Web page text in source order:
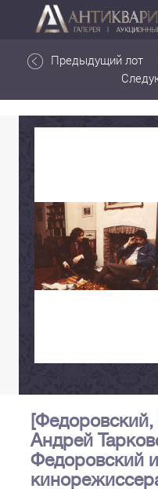
Предыдущий лот
Андрей
Федоровский